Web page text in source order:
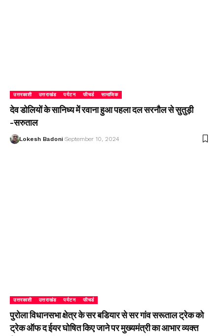
उत्तरकाशी उत्तराखंड पर्यटन फीचर्ड सामाजिक
देव डोलियों के सानिध्य में रवाना हुआ पहला दल सरनौल से सुतुड़ी
-सरुताल
Lokesh Badoni September 10, 2024
उत्तरकाशी उत्तराखंड पर्यटन फीचर्ड
पुरोला विधानसभा क्षेत्र के सर बडियार से सर गांव सरूताल ट्रेक को
ट्रेक ऑफ द ईयर घोषित किए जाने पर मुख्यमंत्री का आभार व्यक्त